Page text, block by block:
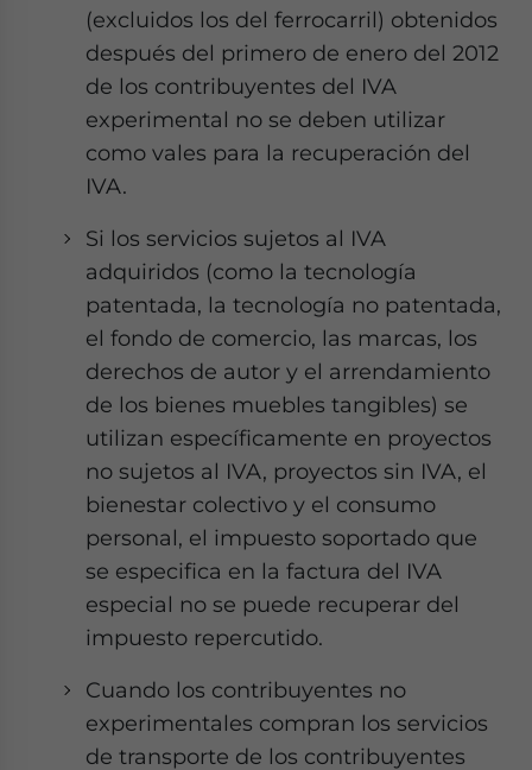
(excluidos los del ferrocarril) obtenidos
después del primero de enero del 2012
de los contribuyentes del IVA
experimental no se deben utilizar
como vales para la recuperación del
IVA.
Si los servicios sujetos al IVA
adquiridos (como la tecnología
patentada, la tecnología no patentada,
el fondo de comercio, las marcas, los
derechos de autor y el arrendamiento
de los bienes muebles tangibles) se
utilizan específicamente en proyectos
no sujetos al IVA, proyectos sin IVA, el
bienestar colectivo y el consumo
personal, el impuesto soportado que
se especifica en la factura del IVA
especial no se puede recuperar del
impuesto repercutido.
Cuando los contribuyentes no
experimentales compran los servicios
de transporte de los contribuyentes